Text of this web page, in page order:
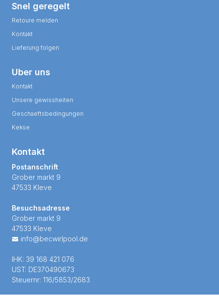
Snel geregelt
Retoure melden
Kontakt
Lieferung folgen
Uber uns
Kontakt
Unsere gewissheiten
Geschaeftsbedingungen
Kekse
Kontakt
Postanschrift
Grober markt 9
47533 Kleve
Besuchsadresse
Grober markt 9
47533 Kleve
info@becwirlpool.de
IHK: 39 168 421 076
UST: DE370490673
Steuernr: 116/5853/2683